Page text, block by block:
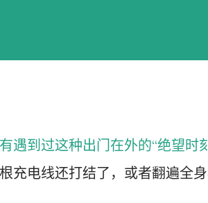
遇到过这种出门在外的“绝望时
充电线还打结了，或者翻遍全身